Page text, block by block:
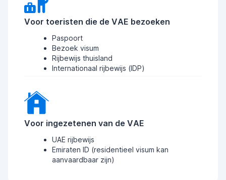
Voor toeristen die de VAE bezoeken
Paspoort
Bezoek visum
Rijbewijs thuisland
Internationaal rijbewijs (IDP)
Voor ingezetenen van de VAE
UAE rijbewijs
Emiraten ID (residentieel visum kan
aanvaardbaar zijn)